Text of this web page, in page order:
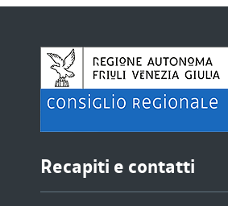
Recapiti e contatti